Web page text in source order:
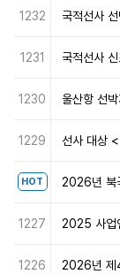
1232
1231 국적선사
1230
1229 선사 대상
HOT
1227 2025 사업
1226 2026년 제4